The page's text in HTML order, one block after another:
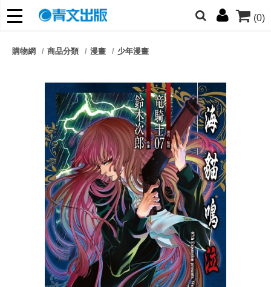
(0)
朋友們，提高警覺！
購物網 商品分類 漫畫 少年漫畫